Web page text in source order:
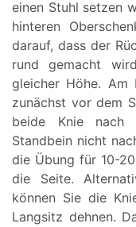
einen Stuhl setzen
hinteren
darauf, dass der
rund gemacht
gleicher Höhe. Am
zunächst vor dem
beide Knie nach
Standbein nicht
die Übung für 10-
die Seite.
können Sie die
Langsitz dehnen.